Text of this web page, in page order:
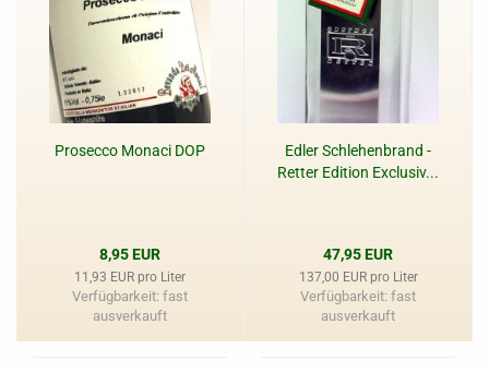
Prosecco Monaci DOP
8,95 EUR
11,93 EUR pro Liter
Verfügbarkeit: fast
ausverkauft
Edler Schlehenbrand -
Retter Edition Exclusiv...
47,95 EUR
137,00 EUR pro Liter
Verfügbarkeit: fast
ausverkauft